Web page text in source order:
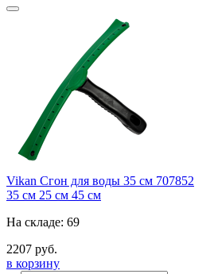
Vikan Сгон для воды 35 см 707852
35 см 25 см 45 см
На складе: 69
2207 руб.
в корзину